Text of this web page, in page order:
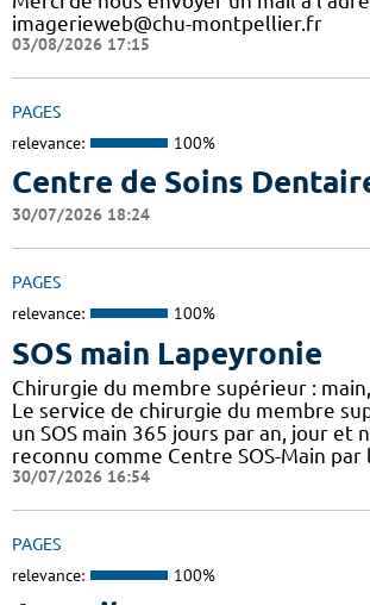
imagerieweb@chu-montpellier.fr
03/08/2026 17:15
PAGES
relevance: 100%
Centre de Soins
30/07/2026 18:24
PAGES
relevance: 100%
SOS main Lapeyronie
Chirurgie du membre supérieur :
Le service de chirurgie du membre
un SOS main 365 jours par an, jour et
reconnu comme Centre SOS-Main
30/07/2026 16:54
PAGES
relevance: 100%